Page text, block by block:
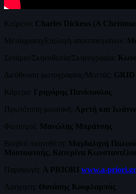
Κείμενο: Charles Dickens (A
Μετάφραση/Επιλογή αποσπασμάτων:
Σενάριο/Σκηνοθεσία/Σκηνογραφία:
Διεύθυνση φωτογραφίας/Mοντάζ: GRID
Κάμερα: Γρηγόρης Πανόπουλος
Πρωτότυπη μουσική: Αρετή και
Φωτισμοί: Μανώλης Μπράτσης
Βοηθοί σκηνοθέτη: Μαγδαληνή
Μουταφτσής, Κατερίνα
Παραγωγή: A PRIORI www.a-priori.gr
Αφήγηση: Θανάσης Κουρλαμπάς